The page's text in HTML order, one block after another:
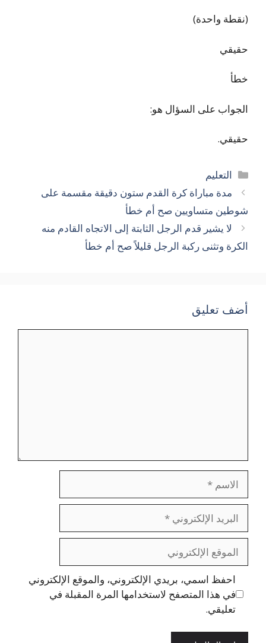
(نقطة واحدة)
حقيقي
خطأ
الجواب على السؤال هو:
حقيقي.
التصنيفات
التعليم
مدة مباراة كرة القدم ستون دقيقة مقسمة على
شوطين متساويين صح أم خطأ
لا يشير قدم الرجل الثابتة إلى الاتجاه القادم منه
الكرة وتثنى ركبة الرجل قليلاً صح أم خطأ
أضف تعليق
الاسم
البريد
الإلكتروني
الموقع
الإلكتروني
احفظ اسمي، بريدي الإلكتروني، والموقع الإلكتروني
في هذا المتصفح لاستخدامها المرة المقبلة في
تعليقي.